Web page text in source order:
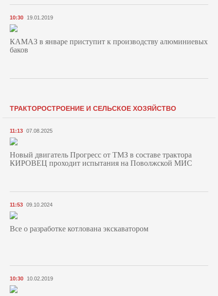
10:30 19.01.2019
КАМАЗ в январе приступит к производству алюминиевых
баков
ТРАКТОРОСТРОЕНИЕ И СЕЛЬСКОЕ ХОЗЯЙСТВО
11:13 07.08.2025
Новый двигатель Прогресс от ТМЗ в составе трактора
КИРОВЕЦ проходит испытания на Поволжской МИС
11:53 09.10.2024
Все о разработке котлована экскаватором
10:30 10.02.2019